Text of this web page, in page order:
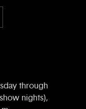
through
nights),